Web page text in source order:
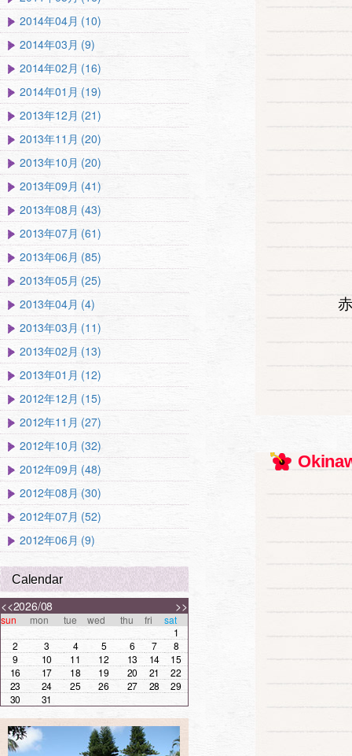
2014年04月 (10)
2014年03月 (9)
2014年02月 (16)
2014年01月 (19)
2013年12月 (21)
2013年11月 (20)
2013年10月 (20)
2013年09月 (41)
2013年08月 (43)
2013年07月 (61)
2013年06月 (85)
2013年05月 (25)
2013年04月 (4)
2013年03月 (11)
2013年02月 (13)
2013年01月 (12)
2012年12月 (15)
2012年11月 (27)
2012年10月 (32)
2012年09月 (48)
2012年08月 (30)
2012年07月 (52)
2012年06月 (9)
Calendar
<< >>
2026/08
sun mon tue wed thu fri
sat
1
2
3 4 5 6 7
8
9
10 11 12 13 14
15
16
17 18 19 20 21
22
23
24 25 26 27 28
29
30
31